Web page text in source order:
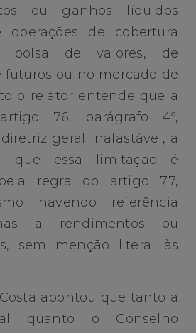
ou ganhos líquidos
operações de cobertura
bolsa de valores, de
futuros ou no mercado de
o relator entende que a
76, parágrafo 4º,
geral inafastável, a
que essa limitação é
regra do artigo 77,
havendo referência
a rendimentos ou
sem menção literal às
apontou que tanto a
quanto o Conselho